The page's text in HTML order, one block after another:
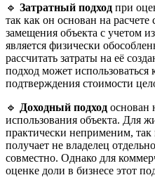
🔹 Затратный подход при
так как он основан на
замещения объекта с учетом
является физически
рассчитать затраты на её
подход может использоваться
подтверждения стоимости
🔹 Доходный подход основан
использования объекта. Для
практически неприменим, так
получает не владелец
совместно. Однако для
оценке доли в бизнесе этот